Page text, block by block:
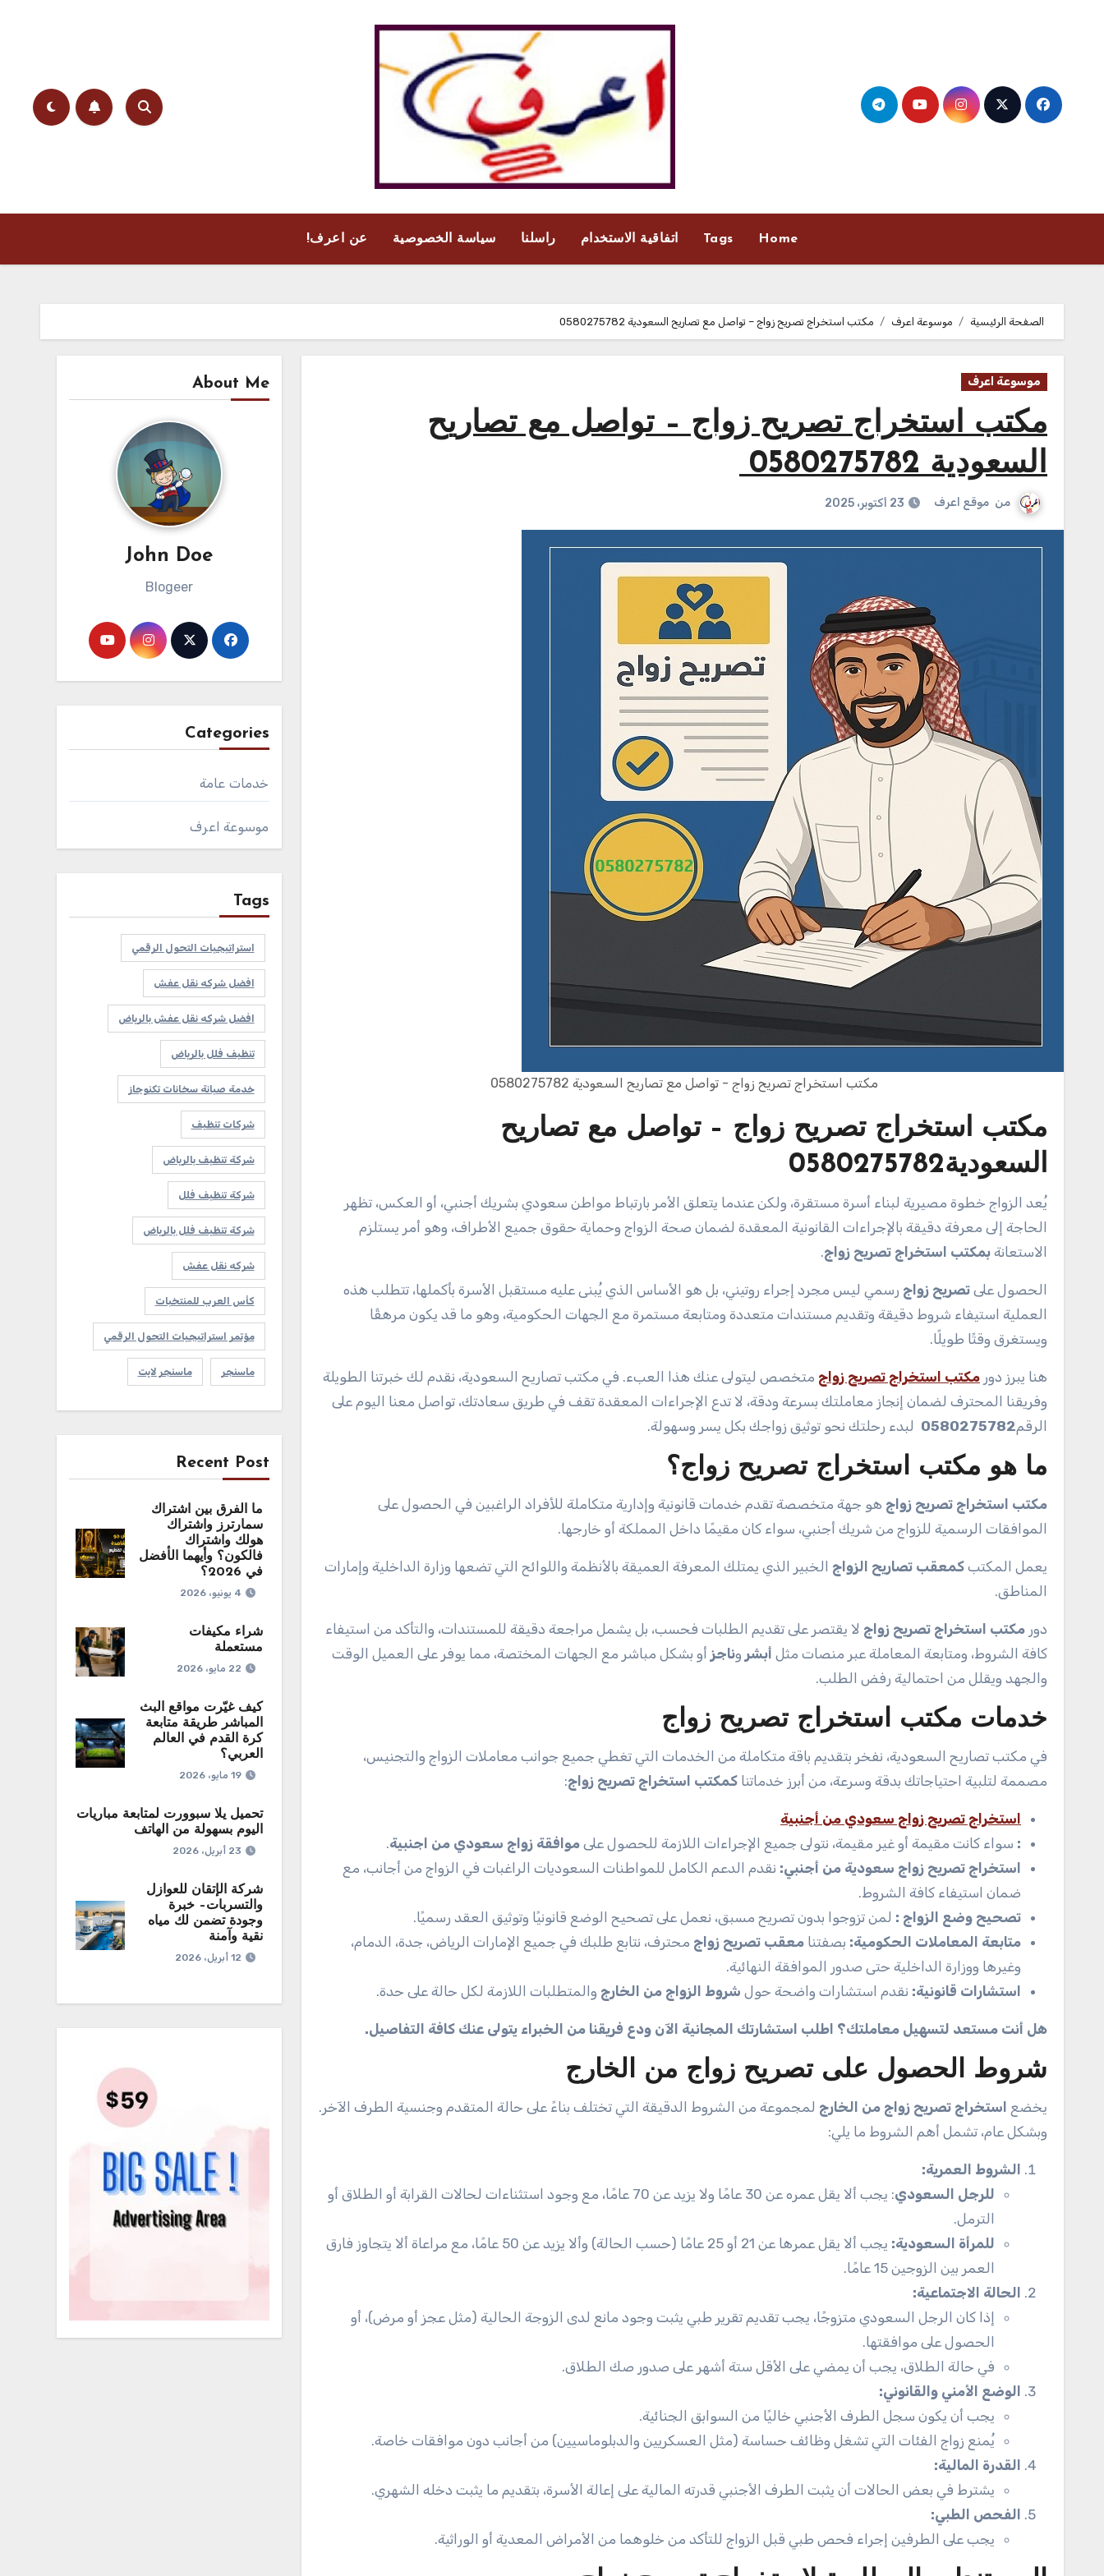
Home
Tags اتفاقية الاستخدام راسلنا سياسة الخصوصية عن اعرف!
الصفحة الرئيسية موسوعة اعرف مكتب استخراج تصريح زواج – تواصل مع تصاريح السعودية‎0580275782 ‎‏ ‏
موسوعة اعرف
مكتب استخراج تصريح زواج – تواصل مع تصاريح
السعودية‎0580275782 ‎‏ ‏
من موقع اعرف 23 أكتوبر، 2025
مكتب استخراج تصريح زواج - تواصل مع تصاريح السعودية‎0580275782 ‎‏ ‏
مكتب استخراج تصريح زواج – تواصل مع تصاريح
السعودية0580275782
يُعد الزواج خطوة مصيرية لبناء أسرة مستقرة، ولكن عندما يتعلق الأمر بارتباط مواطن سعودي بشريك أجنبي، أو العكس، تظهر
الحاجة إلى معرفة دقيقة بالإجراءات القانونية المعقدة لضمان صحة الزواج وحماية حقوق جميع الأطراف، وهو أمر يستلزم
الاستعانة بمكتب استخراج تصريح زواج.
الحصول على تصريح زواج رسمي ليس مجرد إجراء روتيني، بل هو الأساس الذي يُبنى عليه مستقبل الأسرة بأكملها، تتطلب هذه
العملية استيفاء شروط دقيقة وتقديم مستندات متعددة ومتابعة مستمرة مع الجهات الحكومية، وهو ما قد يكون مرهقًا
ويستغرق وقتًا طويلًا.
هنا يبرز دور مكتب استخراج تصريح زواج متخصص ليتولى عنك هذا العبء. في مكتب تصاريح السعودية، نقدم لك خبرتنا الطويلة
وفريقنا المحترف لضمان إنجاز معاملتك بسرعة ودقة، لا تدع الإجراءات المعقدة تقف في طريق سعادتك، تواصل معنا اليوم على
الرقم0580275782 لبدء رحلتك نحو توثيق زواجك بكل يسر وسهولة.
ما هو مكتب استخراج تصريح زواج؟
مكتب استخراج تصريح زواج هو جهة متخصصة تقدم خدمات قانونية وإدارية متكاملة للأفراد الراغبين في الحصول على
الموافقات الرسمية للزواج من شريك أجنبي، سواء كان مقيمًا داخل المملكة أو خارجها.
يعمل المكتب كمعقب تصاريح الزواج الخبير الذي يمتلك المعرفة العميقة بالأنظمة واللوائح التي تضعها وزارة الداخلية وإمارات
المناطق.
دور مكتب استخراج تصريح زواج لا يقتصر على تقديم الطلبات فحسب، بل يشمل مراجعة دقيقة للمستندات، والتأكد من استيفاء
كافة الشروط، ومتابعة المعاملة عبر منصات مثل أبشر وناجز أو بشكل مباشر مع الجهات المختصة، مما يوفر على العميل الوقت
والجهد ويقلل من احتمالية رفض الطلب.
خدمات مكتب استخراج تصريح زواج
في مكتب تصاريح السعودية، نفخر بتقديم باقة متكاملة من الخدمات التي تغطي جميع جوانب معاملات الزواج والتجنيس،
مصممة لتلبية احتياجاتك بدقة وسرعة، من أبرز خدماتنا كمكتب استخراج تصريح زواج:
استخراج تصريح زواج سعودي من أجنبية
: سواء كانت مقيمة أو غير مقيمة، نتولى جميع الإجراءات اللازمة للحصول على موافقة زواج سعودي من اجنبية.
استخراج تصريح زواج سعودية من أجنبي: نقدم الدعم الكامل للمواطنات السعوديات الراغبات في الزواج من أجانب، مع
ضمان استيفاء كافة الشروط.
تصحيح وضع الزواج : لمن تزوجوا بدون تصريح مسبق، نعمل على تصحيح الوضع قانونيًا وتوثيق العقد رسميًا.
متابعة المعاملات الحكومية: بصفتنا معقب تصريح زواج محترف، نتابع طلبك في جميع الإمارات الرياض، جدة، الدمام،
وغيرها ووزارة الداخلية حتى صدور الموافقة النهائية.
استشارات قانونية: نقدم استشارات واضحة حول شروط الزواج من الخارج والمتطلبات اللازمة لكل حالة على حدة.
هل أنت مستعد لتسهيل معاملتك؟ اطلب استشارتك المجانية الآن ودع فريقنا من الخبراء يتولى عنك كافة التفاصيل.
شروط الحصول على تصريح زواج من الخارج
يخضع استخراج تصريح زواج من الخارج لمجموعة من الشروط الدقيقة التي تختلف بناءً على حالة المتقدم وجنسية الطرف الآخر.
وبشكل عام، تشمل أهم الشروط ما يلي:
الشروط العمرية:
للرجل السعودي
: يجب ألا يقل عمره عن 30 عامًا ولا يزيد عن 70 عامًا، مع وجود استثناءات لحالات القرابة أو الطلاق أو
الترمل.
للمرأة السعودية:
يجب ألا يقل عمرها عن 21 أو 25 عامًا (حسب الحالة) وألا يزيد عن 50 عامًا، مع مراعاة ألا يتجاوز فارق
العمر بين الزوجين 15 عامًا.
الحالة الاجتماعية:
إذا كان الرجل السعودي متزوجًا، يجب تقديم تقرير طبي يثبت وجود مانع لدى الزوجة الحالية (مثل عجز أو مرض)، أو
الحصول على موافقتها.
في حالة الطلاق، يجب أن يمضي على الأقل ستة أشهر على صدور صك الطلاق.
الوضع الأمني والقانوني:
يجب أن يكون سجل الطرف الأجنبي خاليًا من السوابق الجنائية.
يُمنع زواج الفئات التي تشغل وظائف حساسة (مثل العسكريين والدبلوماسيين) من أجانب دون موافقات خاصة.
القدرة المالية:
يشترط في بعض الحالات أن يثبت الطرف الأجنبي قدرته المالية على إعالة الأسرة، بتقديم ما يثبت دخله الشهري.
الفحص الطبي:
يجب على الطرفين إجراء فحص طبي قبل الزواج للتأكد من خلوهما من الأمراض المعدية أو الوراثية.
About Me
John Doe
Blogeer
Categories
خدمات عامة
موسوعة اعرف
Tags
استراتيجيات التحول الرقمي
افضل شركه نقل عفش
افضل شركه نقل عفش بالرياض
تنظيف فلل بالرياض
خدمة صيانة سخانات تكنوجاز
شركات تنظيف
شركة تنظيف بالرياض
شركة تنظيف فلل
شركة تنظيف فلل بالرياض
شركه نقل عفش
كأس العرب للمنتخبات
مؤتمر استراتيجيات التحول الرقمي
ماسنجر ماسنجر لايت
Recent Post
ما الفرق بين اشتراك
سمارترز واشتراك
هولك واشتراك
فالكون؟ وأيهما الأفضل
في 2026؟
4 يونيو، 2026
شراء مكيفات
مستعملة
22 مايو، 2026
كيف غيّرت مواقع البث
المباشر طريقة متابعة
كرة القدم في العالم
العربي؟
19 مايو، 2026
تحميل يلا سبوورت لمتابعة مباريات
اليوم بسهولة من الهاتف
23 أبريل، 2026
شركة الإتقان للعوازل
والتسربات– خبرة
وجودة تضمن لك مياه
نقية وآمنة
12 أبريل، 2026